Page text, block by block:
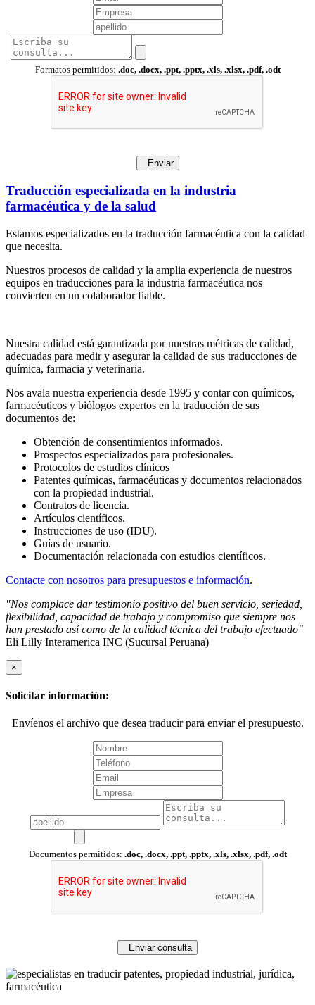
Formatos permitidos: .doc, .docx, .ppt, .pptx, .xls, .xlsx, .pdf, .odt
Enviar
Traducción especializada en la industria
farmacéutica y de la salud
Estamos especializados en la traducción farmacéutica con la calidad
que necesita.
Nuestros procesos de calidad y la amplia experiencia de nuestros
equipos en traducciones para la industria farmacéutica nos
convierten en un colaborador fiable.
Nuestra calidad está garantizada por nuestras métricas de calidad,
adecuadas para medir y asegurar la calidad de sus traducciones de
química, farmacia y veterinaria.
Nos avala nuestra experiencia desde 1995 y contar con químicos,
farmacéuticos y biólogos expertos en la traducción de sus
documentos de:
Obtención de consentimientos informados.
Prospectos especializados para profesionales.
Protocolos de estudios clínicos
Patentes químicas, farmacéuticas y documentos relacionados
con la propiedad industrial.
Contratos de licencia.
Artículos científicos.
Instrucciones de uso (IDU).
Guías de usuario.
Documentación relacionada con estudios científicos.
Contacte con nosotros para presupuestos e información.
"Nos complace dar testimonio positivo del buen servicio, seriedad,
flexibilidad, capacidad de trabajo y compromiso que siempre nos
han prestado así como de la calidad técnica del trabajo efectuado"
Eli Lilly Interamerica INC (Sucursal Peruana)
×
Solicitar información:
Envíenos el archivo que desea traducir para enviar el presupuesto.
Documentos permitidos: .doc, .docx, .ppt, .pptx, .xls, .xlsx, .pdf, .odt
Enviar consulta